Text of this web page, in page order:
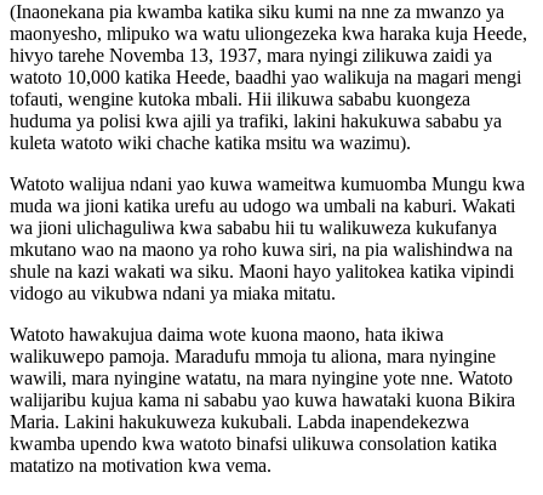
(Inaonekana pia kwamba katika siku kumi na nne za mwanzo ya
maonyesho, mlipuko wa watu uliongezeka kwa haraka kuja Heede,
hivyo tarehe Novemba 13, 1937, mara nyingi zilikuwa zaidi ya
watoto 10,000 katika Heede, baadhi yao walikuja na magari mengi
tofauti, wengine kutoka mbali. Hii ilikuwa sababu kuongeza
huduma ya polisi kwa ajili ya trafiki, lakini hakukuwa sababu ya
kuleta watoto wiki chache katika msitu wa wazimu).
Watoto walijua ndani yao kuwa wameitwa kumuomba Mungu kwa
muda wa jioni katika urefu au udogo wa umbali na kaburi. Wakati
wa jioni ulichaguliwa kwa sababu hii tu walikuweza kukufanya
mkutano wao na maono ya roho kuwa siri, na pia walishindwa na
shule na kazi wakati wa siku. Maoni hayo yalitokea katika vipindi
vidogo au vikubwa ndani ya miaka mitatu.
Watoto hawakujua daima wote kuona maono, hata ikiwa
walikuwepo pamoja. Maradufu mmoja tu aliona, mara nyingine
wawili, mara nyingine watatu, na mara nyingine yote nne. Watoto
walijaribu kujua kama ni sababu yao kuwa hawataki kuona Bikira
Maria. Lakini hakukuweza kukubali. Labda inapendekezwa
kwamba upendo kwa watoto binafsi ulikuwa consolation katika
matatizo na motivation kwa vema.